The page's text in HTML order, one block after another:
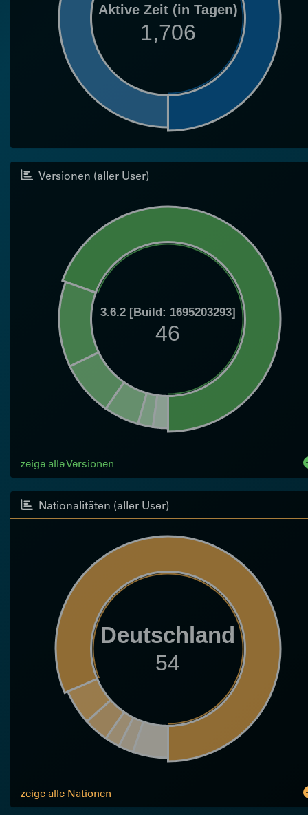
Aktive Zeit (in Tagen)
1,706
Versionen (aller User)
3.6.2 [Build: 1695203293]
46
zeige alle Versionen
Nationalitäten (aller User)
Deutschland
54
zeige alle Nationen